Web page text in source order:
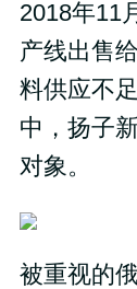
2018年11
产线出售
料供应不
中，扬子
对象。
被重视的